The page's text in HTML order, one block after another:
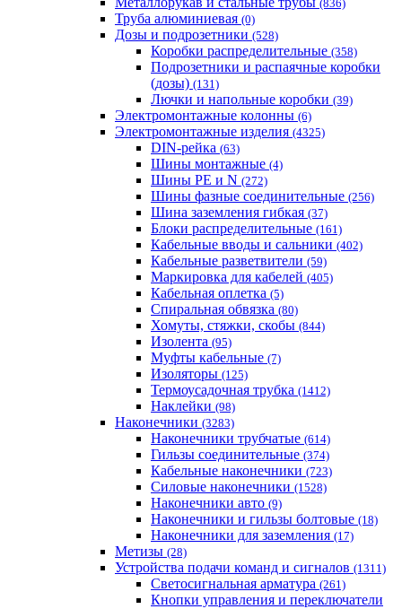
(836)
Труба алюминиевая (0)
Дозы и подрозетники (528)
Коробки распределительные (358)
Подрозетники и распаячные коробки
(дозы) (131)
Лючки и напольные коробки (39)
Электромонтажные колонны (6)
Электромонтажные изделия (4325)
DIN-рейка (63)
Шины монтажные (4)
Шины PE и N (272)
Шины фазные соединительные (256)
Шина заземления гибкая (37)
Блоки распределительные (161)
Кабельные вводы и сальники (402)
Кабельные разветвители (59)
Маркировка для кабелей (405)
Кабельная оплетка (5)
Спиральная обвязка (80)
Хомуты, стяжки, скобы (844)
Изолента (95)
Муфты кабельные (7)
Изоляторы (125)
Термоусадочная трубка (1412)
Наклейки (98)
Наконечники (3283)
Наконечники трубчатые (614)
Гильзы соединительные (374)
Кабельные наконечники (723)
Силовые наконечники (1528)
Наконечники авто (9)
Наконечники и гильзы болтовые (18)
Наконечники для заземления (17)
Метизы (28)
Устройства подачи команд и сигналов (1311)
Светосигнальная арматура (261)
Кнопки управления и переключатели